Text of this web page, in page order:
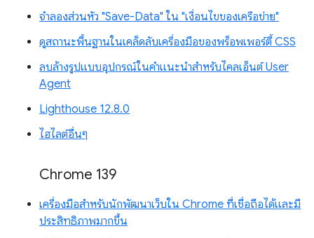
จำลองส่วนหัว "Save-Data" ใน "เงื่อนไขของเครือข่าย"
ดูสถานะพื้นฐานในเคล็ดลับเครื่องมือของพร็อพเพอร์ตี้ CSS
ลบล้างรูปแบบอุปกรณ์ในคำแนะนำสำหรับไคลเอ็นต์ User
Agent
Lighthouse 12.8.0
ไฮไลต์อื่นๆ
Chrome 139
เครื่องมือสำหรับนักพัฒนาเว็บใน Chrome ที่เชื่อถือได้และมี
ประสิทธิภาพมากขึ้น